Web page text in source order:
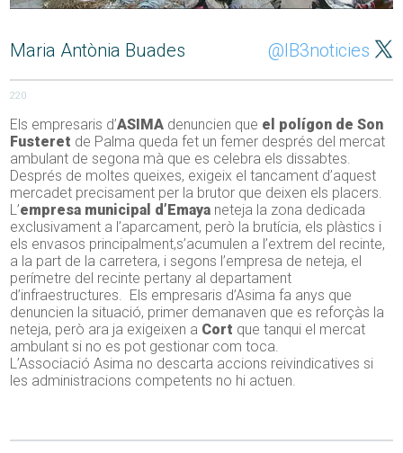
Maria Antònia Buades @IB3noticies
220
Els empresaris d’ASIMA denuncien que el polígon de Son
Fusteret de Palma queda fet un femer després del mercat
ambulant de segona mà que es celebra els dissabtes.
Després de moltes queixes, exigeix el tancament d’aquest
mercadet precisament per la brutor que deixen els placers.
L’empresa municipal d’Emaya neteja la zona dedicada
exclusivament a l’aparcament, però la brutícia, els plàstics i
els envasos principalment,s’acumulen a l’extrem del recinte,
a la part de la carretera, i segons l’empresa de neteja, el
perímetre del recinte pertany al departament
d’infraestructures. Els empresaris d’Asima fa anys que
denuncien la situació, primer demanaven que es reforçàs la
neteja, però ara ja exigeixen a Cort que tanqui el mercat
ambulant si no es pot gestionar com toca.
L’Associació Asima no descarta accions reivindicatives si
les administracions competents no hi actuen.